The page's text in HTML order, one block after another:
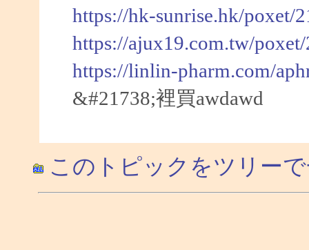
https://hk-sunrise.hk/poxet/
https://ajux19.com.tw/
https://linlin-pharm.com/
&#21738;裡買awdawd
このトピックをツリー